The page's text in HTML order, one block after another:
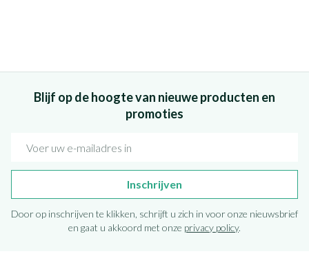
Blijf op de hoogte van nieuwe producten en
promoties
Inschrijven
Door op inschrijven te klikken, schrijft u zich in voor onze nieuwsbrief
en gaat u akkoord met onze privacy policy.